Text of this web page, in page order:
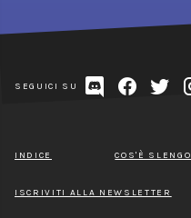
SEGUICI SU
INDICE COS'È SLENGO
ISCRIVITI ALLA NEWSLETTER